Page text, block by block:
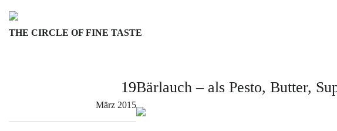
content
THE CIRCLE OF FINE TASTE
19
März 2015
Bärlauch – als Pesto, Butter,